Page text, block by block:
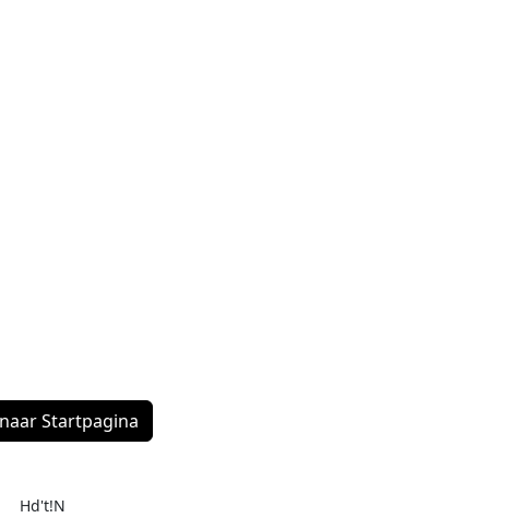
Startpagina
Hd't!N